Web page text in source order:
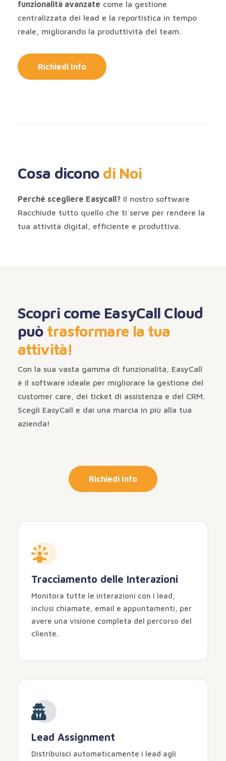
funzionalità avanzate come la gestione
centralizzata dei lead e la reportistica in tempo
reale, migliorando la produttività del team.
Richiedi Info
Cosa dicono di Noi
Perché scegliere Easycall? Il nostro software
Racchiude tutto quello che ti serve per rendere la
tua attività digital, efficiente e produttiva.
Scopri come EasyCall Cloud
può trasformare la tua
attività!
Con la sua vasta gamma di funzionalità, EasyCall
è il software ideale per migliorare la gestione del
customer care, dei ticket di assistenza e del CRM.
Scegli EasyCall e dai una marcia in più alla tua
azienda!
Richiedi Info
Tracciamento delle Interazioni
Monitora tutte le interazioni con i lead,
inclusi chiamate, email e appuntamenti, per
avere una visione completa del percorso del
cliente.
Lead Assignment
Distribuisci automaticamente i lead agli